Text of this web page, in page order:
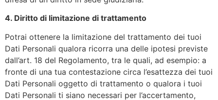
4. Diritto di limitazione di trattamento
Potrai ottenere la limitazione del trattamento dei tuoi
Dati Personali qualora ricorra una delle ipotesi previste
dall’art. 18 del Regolamento, tra le quali, ad esempio: a
fronte di una tua contestazione circa l’esattezza dei tuoi
Dati Personali oggetto di trattamento o qualora i tuoi
Dati Personali ti siano necessari per l’accertamento,